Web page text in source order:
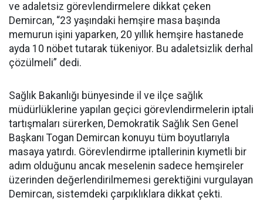
ve adaletsiz görevlendirmelere dikkat çeken
Demircan, “23 yaşındaki hemşire masa başında
memurun işini yaparken, 20 yıllık hemşire hastanede
ayda 10 nöbet tutarak tükeniyor. Bu adaletsizlik derhal
çözülmeli” dedi.
Sağlık Bakanlığı bünyesinde il ve ilçe sağlık
müdürlüklerine yapılan geçici görevlendirmelerin iptali
tartışmaları sürerken, Demokratik Sağlık Sen Genel
Başkanı Togan Demircan konuyu tüm boyutlarıyla
masaya yatırdı. Görevlendirme iptallerinin kıymetli bir
adım olduğunu ancak meselenin sadece hemşireler
üzerinden değerlendirilmemesi gerektiğini vurgulayan
Demircan, sistemdeki çarpıklıklara dikkat çekti.